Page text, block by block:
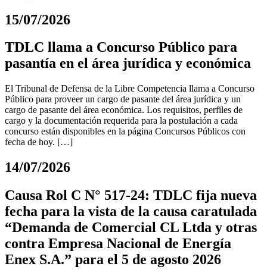
15/07/2026
TDLC llama a Concurso Público para
pasantía en el área jurídica y económica
El Tribunal de Defensa de la Libre Competencia llama a Concurso
Público para proveer un cargo de pasante del área jurídica y un
cargo de pasante del área económica. Los requisitos, perfiles de
cargo y la documentación requerida para la postulación a cada
concurso están disponibles en la página Concursos Públicos con
fecha de hoy. […]
14/07/2026
Causa Rol C N° 517-24: TDLC fija nueva
fecha para la vista de la causa caratulada
“Demanda de Comercial CL Ltda y otras
contra Empresa Nacional de Energía
Enex S.A.” para el 5 de agosto 2026